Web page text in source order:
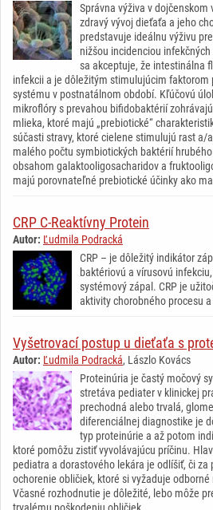
Správna výživa v
zdravý vývoj dieťaťa a jeho
predstavuje ideálnu výživu
nižšou incidenciou
sa akceptuje, že intestinálna
infekcii a je dôležitým stimulujúcim faktorom
systému v postnatálnom období. Kľúčovú
mikroflóry s prevahou bifidobaktérií
mlieka, ktoré majú „prebiotické“
súčasti stravy, ktoré cielene stimulujú rast
malého počtu symbiotických baktérií
obsahom galaktooligosacharidov a
majú porovnateľné prebiotické účinky ako
CRP C-Reaktívny Protein
Autor: Ľudmila Podracká
CRP – je dôležitý indikátor
baktériovú a vírusovú
systémový zápal. CRP je
aktivity chorobného procesu a
Vyšetrovací postup u dieťaťa s
Autor: Ľudmila Podracká, Lászlo Kovács
Proteinúria je častý močový
stretáva pediater v klinickej
prechodná alebo trvalá,
diferenciálnej diagnostike je
typ proteinúrie a až potom
ktoré pomôžu zistiť vyvolávajúcu príčinu.
pediatra a dorastového lekára je odlíšiť, či za
ochorenie obličiek, ktoré si vyžaduje
Včasné rozhodnutie je dôležité, lebo môže
trvalému poškodeniu obličiek.